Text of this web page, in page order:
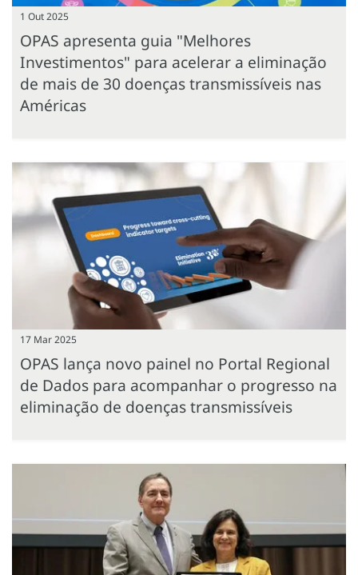
1 Out 2025
OPAS apresenta guia "Melhores
Investimentos" para acelerar a eliminação
de mais de 30 doenças transmissíveis nas
Américas
17 Mar 2025
OPAS lança novo painel no Portal Regional
de Dados para acompanhar o progresso na
eliminação de doenças transmissíveis